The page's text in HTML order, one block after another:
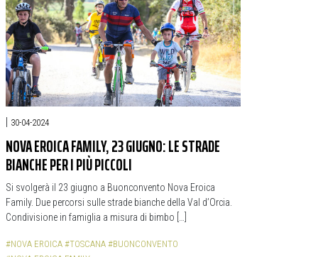
| 30-04-2024
NOVA EROICA FAMILY, 23 GIUGNO: LE STRADE
BIANCHE PER I PIÙ PICCOLI
Si svolgerà il 23 giugno a Buonconvento Nova Eroica
Family. Due percorsi sulle strade bianche della Val d’Orcia.
Condivisione in famiglia a misura di bimbo […]
#NOVA EROICA #TOSCANA #BUONCONVENTO